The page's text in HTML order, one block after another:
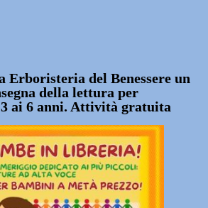
Erboristeria del Benessere un
della lettura per
ai 6 anni. Attività gratuita